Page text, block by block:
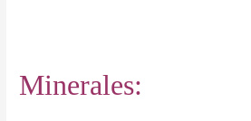
Minerales: